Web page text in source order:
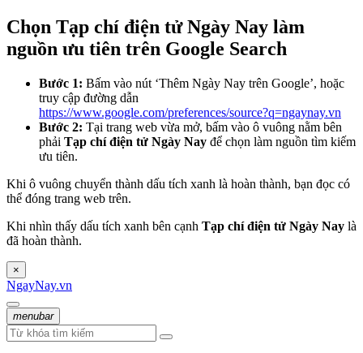
Chọn Tạp chí điện tử Ngày Nay làm
nguồn ưu tiên trên Google Search
Bước 1: Bấm vào nút ‘Thêm Ngày Nay trên Google’, hoặc
truy cập đường dẫn
https://www.google.com/preferences/source?q=ngaynay.vn
Bước 2: Tại trang web vừa mở, bấm vào ô vuông nằm bên
phải Tạp chí điện tử Ngày Nay để chọn làm nguồn tìm kiếm
ưu tiên.
Khi ô vuông chuyển thành dấu tích xanh là hoàn thành, bạn đọc có
thể đóng trang web trên.
Khi nhìn thấy dấu tích xanh bên cạnh Tạp chí điện tử Ngày Nay là
đã hoàn thành.
×
NgayNay.vn
menubar